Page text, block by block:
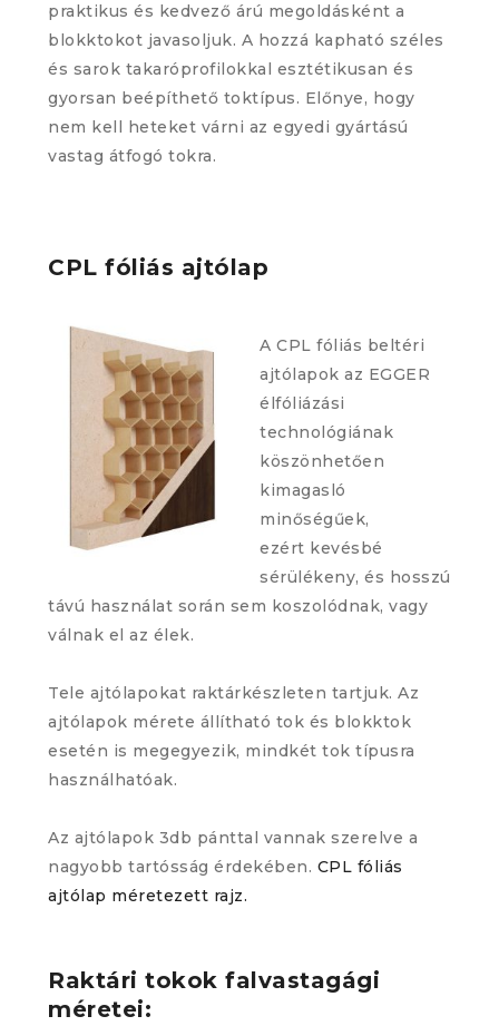
praktikus és kedvező árú megoldásként a
blokktokot javasoljuk. A hozzá kapható széles
és sarok takaróprofilokkal esztétikusan és
gyorsan beépíthető toktípus. Előnye, hogy
nem kell heteket várni az egyedi gyártású
vastag átfogó tokra.
CPL fóliás ajtólap
A CPL fóliás beltéri
ajtólapok az EGGER
élfóliázási
technológiának
köszönhetően
kimagasló
minőségűek,
ezért kevésbé
sérülékeny, és hosszú
távú használat során sem koszolódnak, vagy
válnak el az élek.
Tele ajtólapokat raktárkészleten tartjuk. Az
ajtólapok mérete állítható tok és blokktok
esetén is megegyezik, mindkét tok típusra
használhatóak.
Az ajtólapok 3db pánttal vannak szerelve a
nagyobb tartósság érdekében. CPL fóliás
ajtólap méretezett rajz.
Raktári tokok falvastagági
méretei: